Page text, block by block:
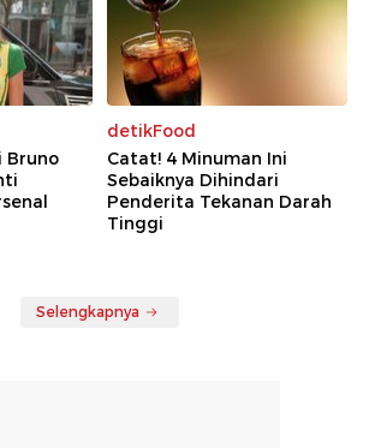
Bruno
detikFood
Catat! 4 Minuman Ini
Sebaiknya Dihindari
Penderita Tekanan Darah
Tinggi
Selengkapnya